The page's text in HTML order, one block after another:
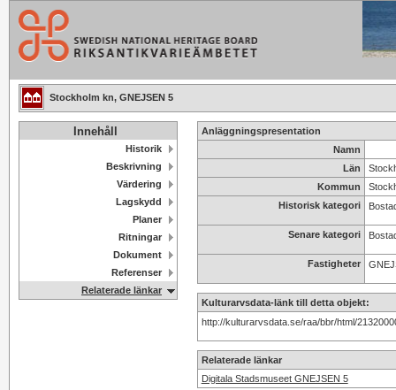
Stockholm kn, GNEJSEN 5
Innehåll
Historik
Beskrivning
Värdering
Lagskydd
Planer
Ritningar
Dokument
Referenser
Relaterade länkar
Anläggningspresentation
Namn
Län
Kommun
Historisk kategori
Senare kategori
Fastigheter
Kulturarvsdata-länk till detta objekt:
http://kulturarvsdata.se/raa/bbr/html/
Relaterade länkar
Digitala Stadsmuseet GNEJSEN 5